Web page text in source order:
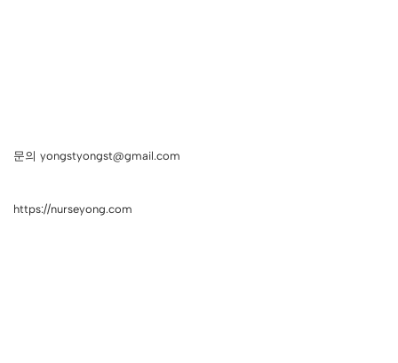
문의 yongstyongst@gmail.com
https://nurseyong.com